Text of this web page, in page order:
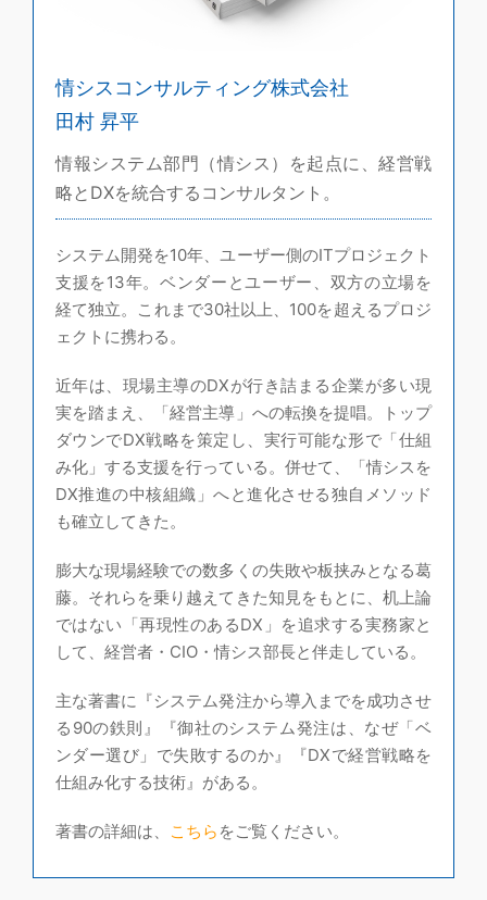
情シスコンサルティング株式会社
田村 昇平
情報システム部門（情シス）を起点に、経営戦
略とDXを統合するコンサルタント。
システム開発を10年、ユーザー側のITプロジェクト
支援を13年。ベンダーとユーザー、双方の立場を
経て独立。これまで30社以上、100を超えるプロジ
ェクトに携わる。
近年は、現場主導のDXが行き詰まる企業が多い現
実を踏まえ、「経営主導」への転換を提唱。トップ
ダウンでDX戦略を策定し、実行可能な形で「仕組
み化」する支援を行っている。併せて、「情シスを
DX推進の中核組織」へと進化させる独自メソッド
も確立してきた。
膨大な現場経験での数多くの失敗や板挟みとなる葛
藤。それらを乗り越えてきた知見をもとに、机上論
ではない「再現性のあるDX」を追求する実務家と
して、経営者・CIO・情シス部長と伴走している。
主な著書に『システム発注から導入までを成功させ
る90の鉄則』『御社のシステム発注は、なぜ「ベ
ンダー選び」で失敗するのか』『DXで経営戦略を
仕組み化する技術』がある。
著書の詳細は、 こちら をご覧ください。